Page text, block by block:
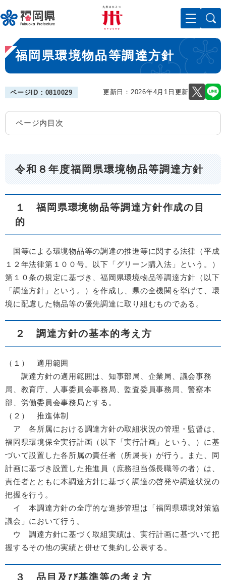
ー
ジ
先
頭
で
メニューを飛ばして本文へ
本
文
福岡県環境物品等調達方針
ページID：0810029 更新日：2026年4月1日更新
ページ内目次
令和８年度福岡県環境物品等調達方針
１ 福岡県環境物品等調達方針作成の目
的
国等による環境物品等の調達の推進等に関する法律（平成
１２年法律第１００号。以下「グリーン購入法」という。）
第１０条の規定に基づき、福岡県環境物品等調達方針（以下
「調達方針」という。）を作成し、県の全機関を挙げて、環
境に配慮した物品等の優先調達に取り組むものである。
２ 調達方針の基本的考え方
（１） 適用範囲
調達方針の適用範囲は、知事部局、企業局、議会事務
局、教育庁、人事委員会事務局、監査委員事務局、警察本
部、労働委員会事務局とする。
（２） 推進体制
ア 各所属における調達方針の取組状況の管理・監督は、
福岡県環境保全実行計画（以下「実行計画」という。）に基
づいて設置した各所属の責任者（所属長）が行う。また、同
計画に基づき設置した推進員（庶務担当係長職等の者）は、
責任者とともに本調達方針に基づく調達の啓発や調達状況の
把握を行う。
イ 本調達方針の全庁的な進捗管理は「福岡県環境対策協
議会」において行う。
ウ 調達方針に基づく取組実績は、実行計画に基づいて把
握するその他の実績と併せて集約し公表する。
３ 品目及び基準等の考え方